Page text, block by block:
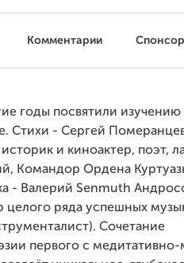
Комментарии
годы посвятили
Стихи - Сергей
и киноактер, поэт,
Командор Ордена
- Валерий Senmuth
целого ряда успешных
Сочетание
первого с